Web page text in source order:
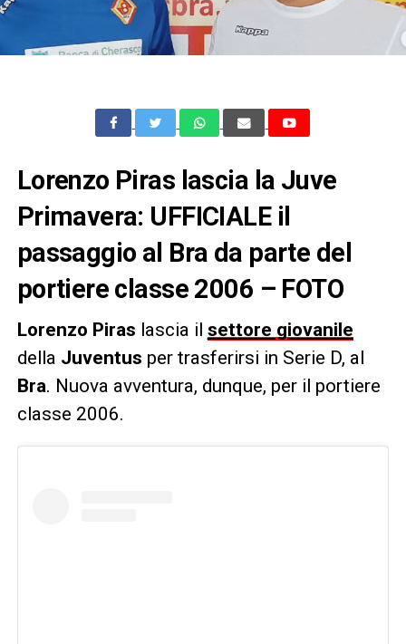
Lorenzo Piras lascia la Juve
Primavera: UFFICIALE il
passaggio al Bra da parte del
portiere classe 2006 – FOTO
Lorenzo Piras lascia il settore giovanile
della Juventus per trasferirsi in Serie D, al
Bra. Nuova avventura, dunque, per il portiere
classe 2006.